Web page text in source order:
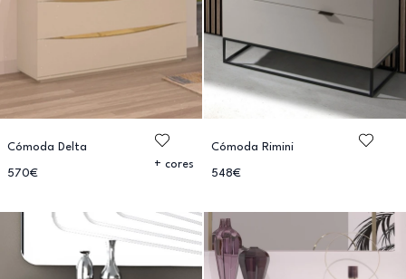
Cómoda Delta
570€
+ cores
Cómoda Rimini
548€